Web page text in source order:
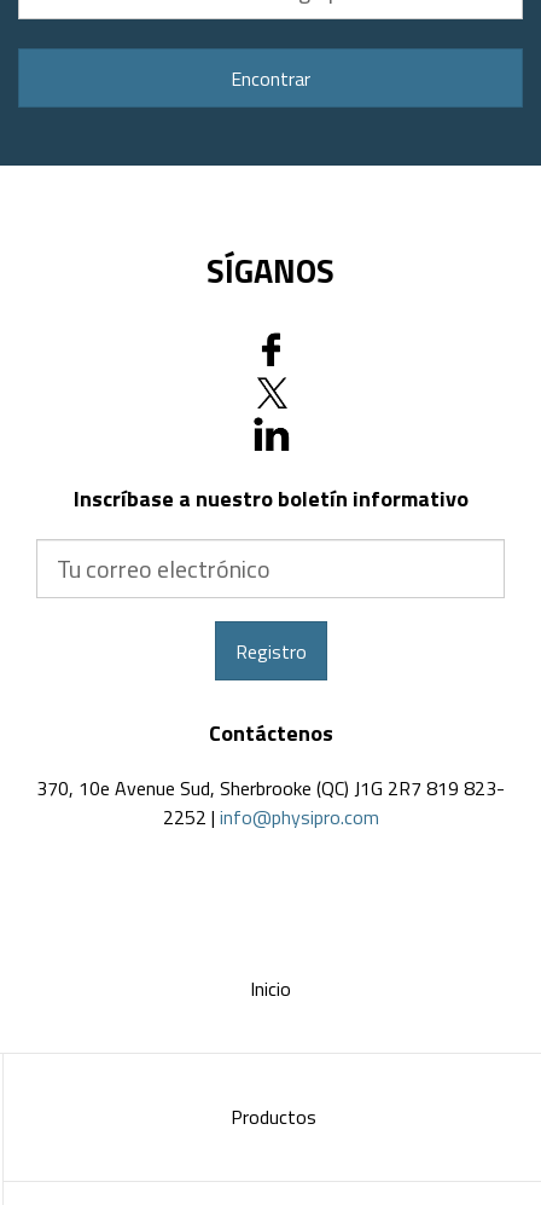
Encontrar
SÍGANOS
Inscríbase a nuestro boletín informativo
Registro
Contáctenos
370, 10e Avenue Sud, Sherbrooke (QC) J1G 2R7 819 823-
2252 | info@physipro.com
Inicio
Productos